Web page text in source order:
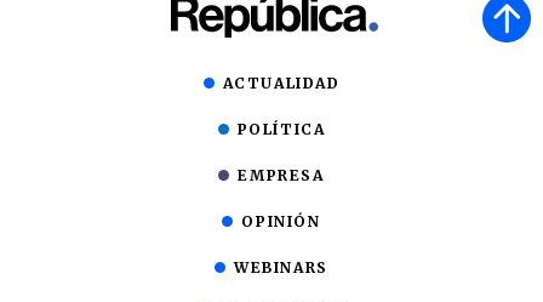
ACTUALIDAD
POLÍTICA
EMPRESA
OPINIÓN
WEBINARS